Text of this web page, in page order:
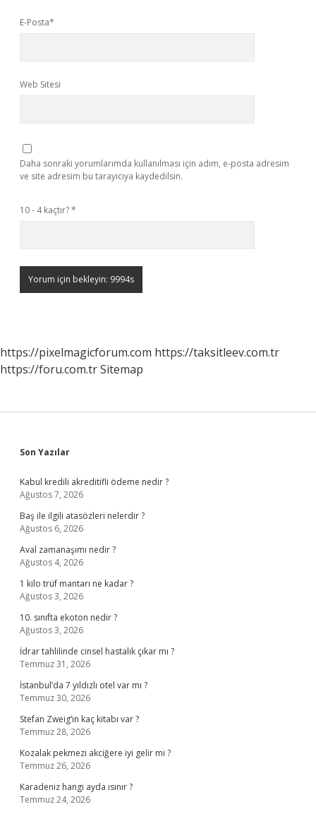
E-Posta*
Web Sitesi
Daha sonraki yorumlarımda kullanılması için adım, e-posta adresim
ve site adresim bu tarayıcıya kaydedilsin.
10 - 4 kaçtır?*
https://pixelmagicforum.com https://taksitleev.com.tr
https://foru.com.trSitemap
Sidebar
Son Yazılar
Kabul kredili akreditifli ödeme nedir ?
Ağustos 7, 2026
Baş ile ilgili atasözleri nelerdir ?
Ağustos 6, 2026
Aval zamanaşımı nedir ?
Ağustos 4, 2026
1 kilo trüf mantarı ne kadar ?
Ağustos 3, 2026
10. sınıfta ekoton nedir ?
Ağustos 3, 2026
İdrar tahlilinde cinsel hastalık çıkar mı ?
Temmuz 31, 2026
İstanbul’da 7 yıldızlı otel var mı ?
Temmuz 30, 2026
Stefan Zweig’in kaç kitabı var ?
Temmuz 28, 2026
Kozalak pekmezi akciğere iyi gelir mi ?
Temmuz 26, 2026
Karadeniz hangi ayda ısınır ?
Temmuz 24, 2026